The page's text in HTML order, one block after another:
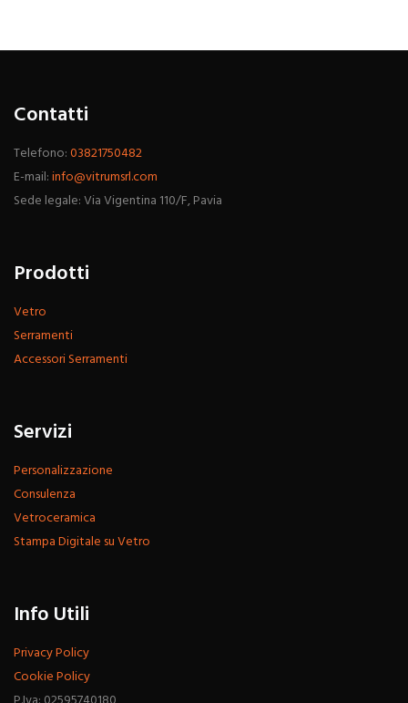
Contatti
Telefono:03821750482
E-mail:info@vitrumsrl.com
Sede legale: Via Vigentina 110/F, Pavia
Prodotti
Vetro
Serramenti
Accessori Serramenti
Servizi
Personalizzazione
Consulenza
Vetroceramica
Stampa Digitale su Vetro
Info Utili
Privacy Policy
Cookie Policy